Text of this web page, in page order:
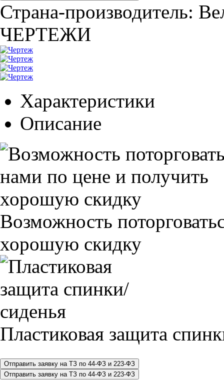
Страна-производитель:
ЧЕРТЕЖИ
Характеристики
Описание
Возможность
хорошую скидку
Пластиковая защита